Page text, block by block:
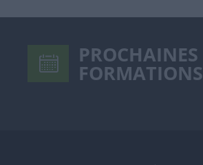
PROCHAINES
FORMATIONS